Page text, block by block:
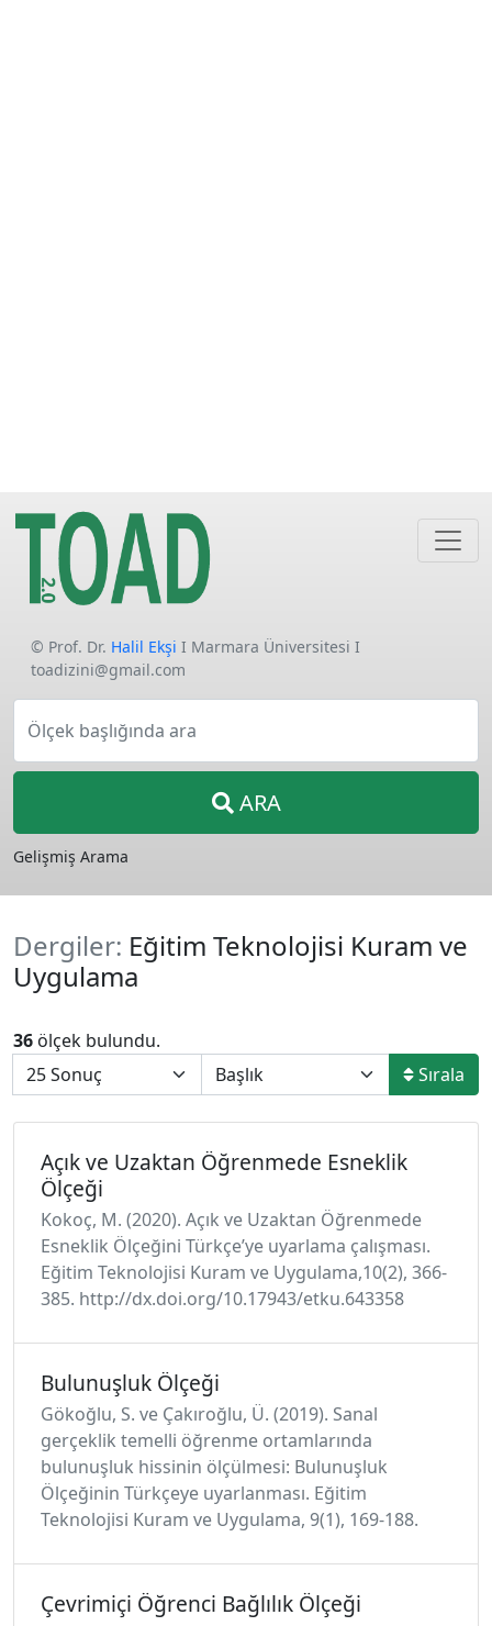
© Prof. Dr. Halil Ekşi I Marmara Üniversitesi I
toadizini@gmail.com
Ölçek başlığında ara
ARA
Gelişmiş Arama
Dergiler: Eğitim Teknolojisi Kuram ve
Uygulama
36 ölçek bulundu.
Sırala
Açık ve Uzaktan Öğrenmede Esneklik
Ölçeği
Kokoç, M. (2020). Açık ve Uzaktan Öğrenmede
Esneklik Ölçeğini Türkçe’ye uyarlama çalışması.
Eğitim Teknolojisi Kuram ve Uygulama,10(2), 366-
385. http://dx.doi.org/10.17943/etku.643358
Bulunuşluk Ölçeği
Gökoğlu, S. ve Çakıroğlu, Ü. (2019). Sanal
gerçeklik temelli öğrenme ortamlarında
bulunuşluk hissinin ölçülmesi: Bulunuşluk
Ölçeğinin Türkçeye uyarlanması. Eğitim
Teknolojisi Kuram ve Uygulama, 9(1), 169-188.
Çevrimiçi Öğrenci Bağlılık Ölçeği